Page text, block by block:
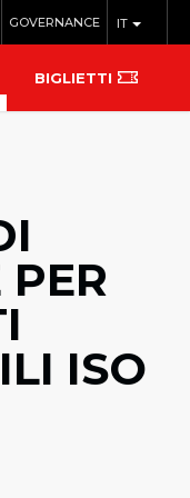
IT
GOVERNANCE
BIGLIETTI
PER
ISO